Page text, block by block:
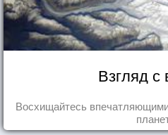
Взгляд с
Восхищайтесь